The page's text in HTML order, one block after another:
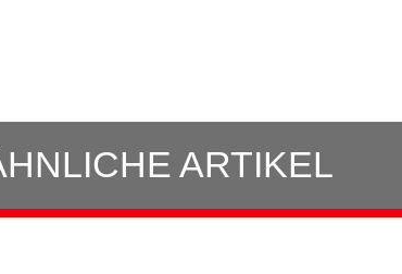
ARTIKEL